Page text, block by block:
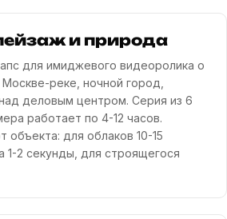
и природа
для имиджевого видеоролика о
реке, ночной город,
деловым центром. Серия из 6
работает по 4-12 часов.
объекта: для облаков 10-15
1-2 секунды, для строящегося